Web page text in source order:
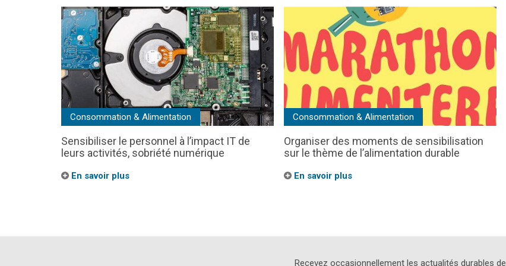
Consommation & Alimentation
Sensibiliser le personnel à l’impact IT de
leurs activités, sobriété numérique
En savoir plus
Consommation & Alimentation
Organiser des moments de sensibilisation
sur le thème de l’alimentation durable
En savoir plus
Recevez occasionnellement les actualités durables de